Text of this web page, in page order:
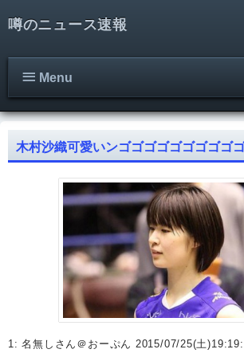
噂のニュース速報
Menu
木村沙織可愛いンゴゴゴゴゴゴゴゴゴ
1: 名無しさん＠おーぷん 2015/07/25(土